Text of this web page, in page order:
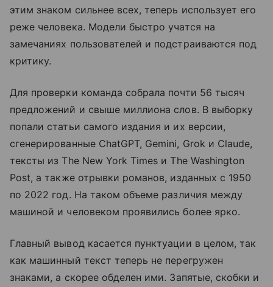
этим знаком сильнее всех, теперь использует его
реже человека. Модели быстро учатся на
замечаниях пользователей и подстраиваются под
критику.
Для проверки команда собрала почти 56 тысяч
предложений и свыше миллиона слов. В выборку
попали статьи самого издания и их версии,
сгенерированные ChatGPT, Gemini, Grok и Claude,
тексты из The New York Times и The Washington
Post, а также отрывки романов, изданных с 1950
по 2022 год. На таком объеме различия между
машиной и человеком проявились более ярко.
Главный вывод касается пунктуации в целом, так
как машинный текст теперь не перегружен
знаками, а скорее обделен ими. Запятые, скобки и